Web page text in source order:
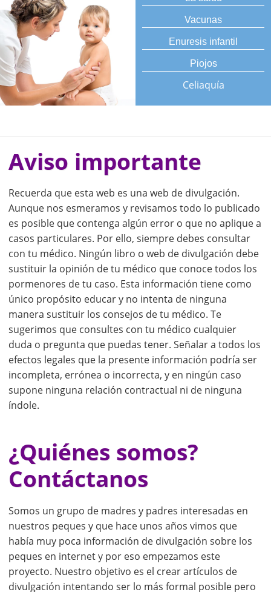
Vacunas
Enuresis infantil
Piojos
Celiaquía
Aviso importante
Recuerda que esta web es una web de divulgación.
Aunque nos esmeramos y revisamos todo lo publicado
es posible que contenga algún error o que no aplique a
casos particulares. Por ello, siempre debes consultar
con tu médico. Ningún libro o web de divulgación debe
sustituir la opinión de tu médico que conoce todos los
pormenores de tu caso. Esta información tiene como
único propósito educar y no intenta de ninguna
manera sustituir los consejos de tu médico. Te
sugerimos que consultes con tu médico cualquier
duda o pregunta que puedas tener. Señalar a todos los
efectos legales que la presente información podría ser
incompleta, errónea o incorrecta, y en ningún caso
supone ninguna relación contractual ni de ninguna
índole.
¿Quiénes somos?
Contáctanos
Somos un grupo de madres y padres interesadas en
nuestros peques y que hace unos años vimos que
había muy poca información de divulgación sobre los
peques en internet y por eso empezamos este
proyecto. Nuestro objetivo es el crear artículos de
divulgación intentando ser lo más formal posible pero